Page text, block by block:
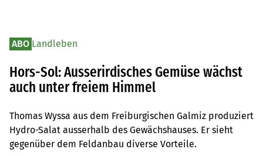
ABO Landleben
Hors-Sol: Ausserirdisches Gemüse wächst
auch unter freiem Himmel
Thomas Wyssa aus dem Freiburgischen Galmiz produziert
Hydro-Salat ausserhalb des Gewächshauses. Er sieht
gegenüber dem Feldanbau diverse Vorteile.